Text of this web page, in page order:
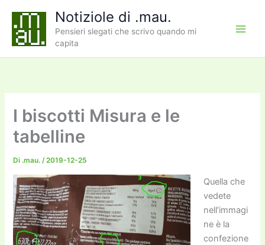
contenuto
Notiziole di .mau.
Pensieri slegati che scrivo quando mi
capita
I biscotti Misura e le
tabelline
Di .mau./2019-12-25
Quella che
vedete
nell’immagi
ne è la
confezione